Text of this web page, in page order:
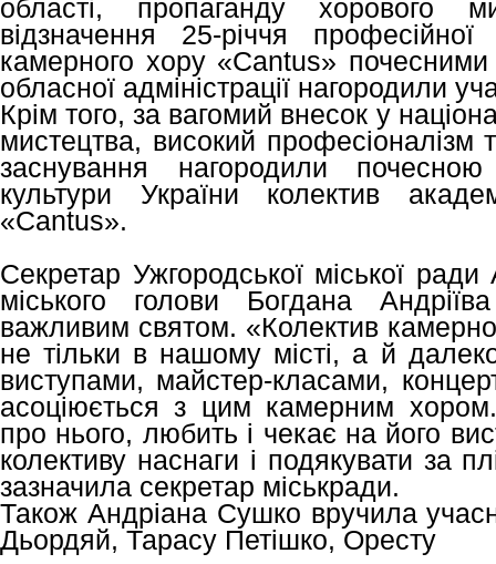
області, пропаганду хорового
відзначення 25-річчя професійної
камерного хору «Cantus» почесними
обласної адміністрації нагородили
Крім того, за вагомий внесок у
мистецтва, високий професіоналізм
заснування нагородили почесною
культури України колектив
«Cantus».
Секретар Ужгородської міської
міського голови Богдана
важливим святом. «Колектив
не тільки в нашому місті, а й
виступами, майстер-класами,
асоціюється з цим камерним
про нього, любить і чекає на його
колективу наснаги і подякувати за
зазначила секретар міськради.
Також Андріана Сушко вручила
Дьордяй, Тарасу Петішко, Оресту